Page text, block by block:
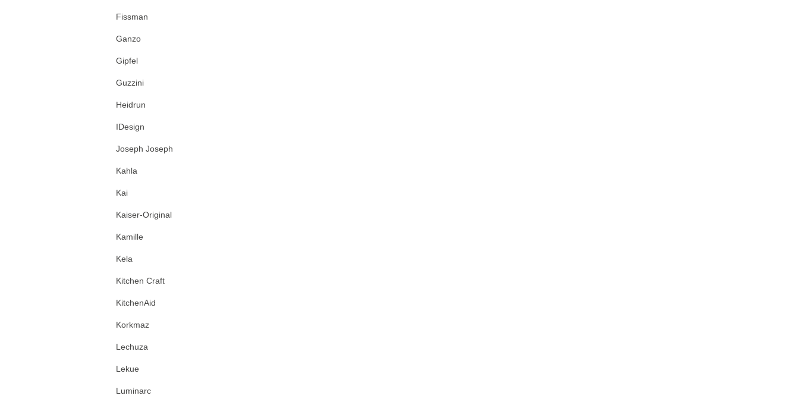
Fissman
Ganzo
Gipfel
Guzzini
Heidrun
IDesign
Joseph Joseph
Kahla
Kai
Kaiser-Original
Kamille
Kela
Kitchen Craft
KitchenAid
Korkmaz
Lechuza
Lekue
Luminarc